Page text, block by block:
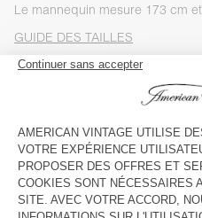
Le mannequin mesure 173 cm
GUIDE DES TAILLES
Livraison estiméeentre le
VOIR LA